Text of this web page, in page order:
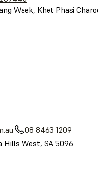
Waek, Khet Phasi
08 8463 1209
Hills West, SA 5096